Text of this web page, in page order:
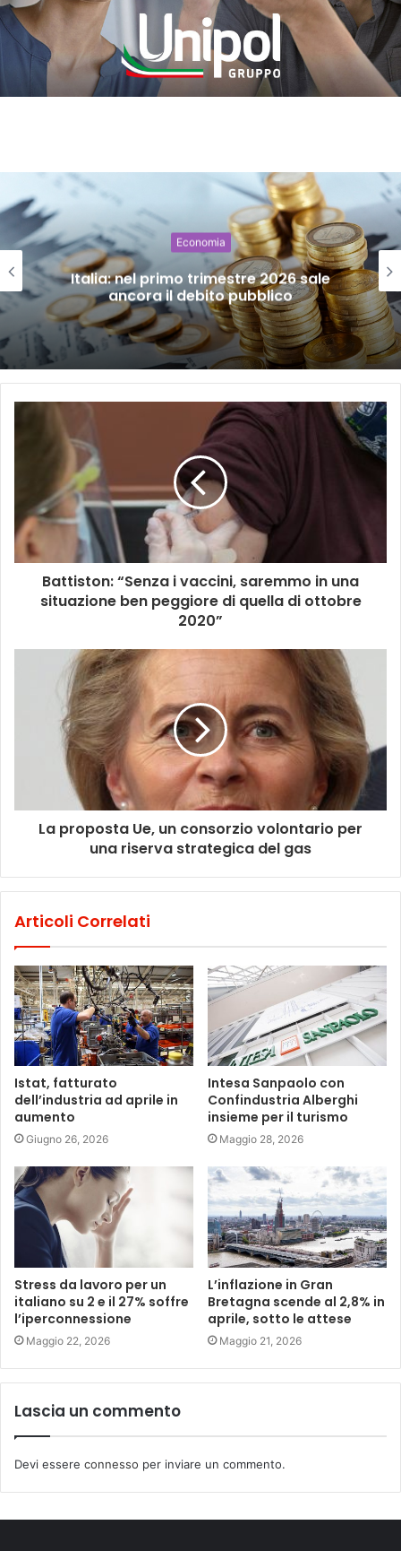
Economia
Italia: nel primo trimestre 2026 sale
ancora il debito pubblico
Battiston: “Senza i vaccini, saremmo in una
situazione ben peggiore di quella di ottobre
2020”
La proposta Ue, un consorzio volontario per
una riserva strategica del gas
Articoli Correlati
Istat, fatturato
dell’industria ad aprile in
aumento
Giugno 26, 2026
Intesa Sanpaolo con
Confindustria Alberghi
insieme per il turismo
Maggio 28, 2026
Stress da lavoro per un
italiano su 2 e il 27% soffre
l’iperconnessione
Maggio 22, 2026
L’inflazione in Gran
Bretagna scende al 2,8% in
aprile, sotto le attese
Maggio 21, 2026
Lascia un commento
Devi essere connesso per inviare un commento.